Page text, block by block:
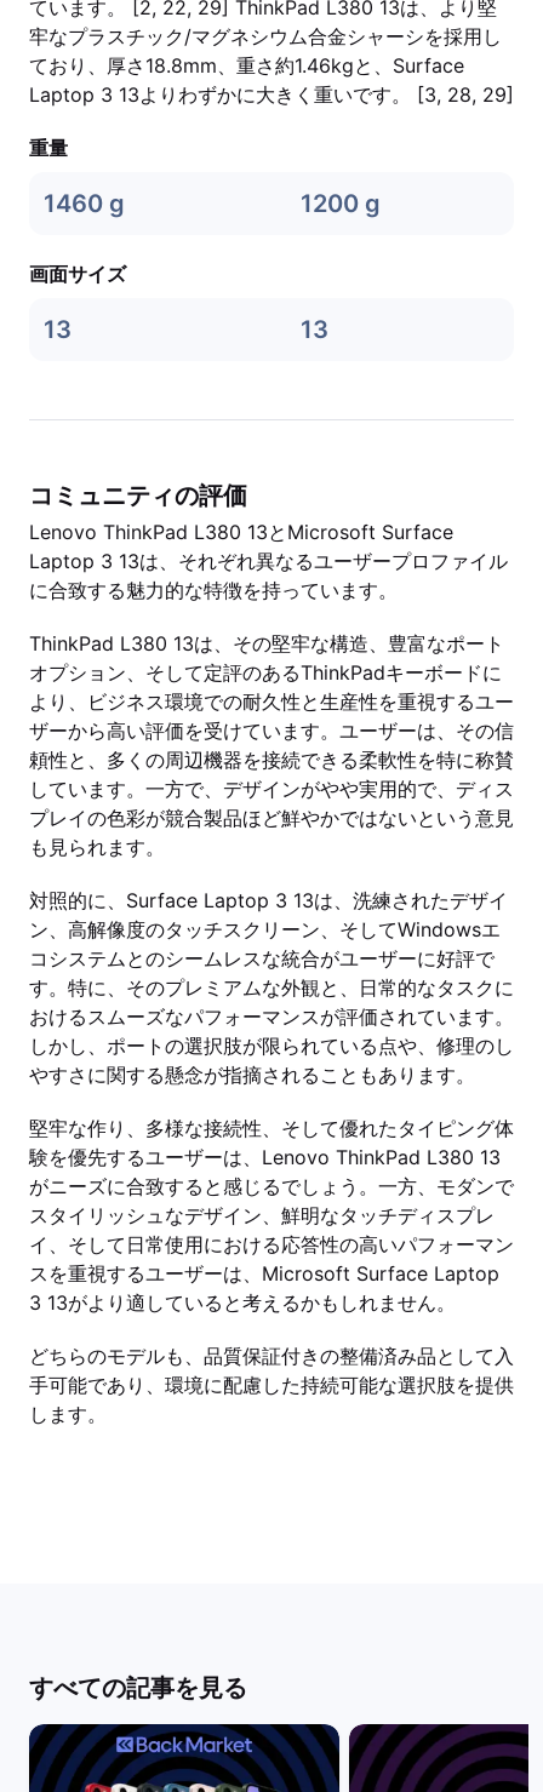
ています。 [2, 22, 29] ThinkPad L380 13は、より堅
牢なプラスチック/マグネシウム合金シャーシを採用し
ており、厚さ18.8mm、重さ約1.46kgと、Surface
Laptop 3 13よりわずかに大きく重いです。 [3, 28, 29]
重量
1460 g 1200 g
画面サイズ
13 13
コミュニティの評価
Lenovo ThinkPad L380 13とMicrosoft Surface
Laptop 3 13は、それぞれ異なるユーザープロファイル
に合致する魅力的な特徴を持っています。
ThinkPad L380 13は、その堅牢な構造、豊富なポート
オプション、そして定評のあるThinkPadキーボードに
より、ビジネス環境での耐久性と生産性を重視するユー
ザーから高い評価を受けています。ユーザーは、その信
頼性と、多くの周辺機器を接続できる柔軟性を特に称賛
しています。一方で、デザインがやや実用的で、ディス
プレイの色彩が競合製品ほど鮮やかではないという意見
も見られます。
対照的に、Surface Laptop 3 13は、洗練されたデザイ
ン、高解像度のタッチスクリーン、そしてWindowsエ
コシステムとのシームレスな統合がユーザーに好評で
す。特に、そのプレミアムな外観と、日常的なタスクに
おけるスムーズなパフォーマンスが評価されています。
しかし、ポートの選択肢が限られている点や、修理のし
やすさに関する懸念が指摘されることもあります。
堅牢な作り、多様な接続性、そして優れたタイピング体
験を優先するユーザーは、Lenovo ThinkPad L380 13
がニーズに合致すると感じるでしょう。一方、モダンで
スタイリッシュなデザイン、鮮明なタッチディスプレ
イ、そして日常使用における応答性の高いパフォーマン
スを重視するユーザーは、Microsoft Surface Laptop
3 13がより適していると考えるかもしれません。
どちらのモデルも、品質保証付きの整備済み品として入
手可能であり、環境に配慮した持続可能な選択肢を提供
します。
すべての記事を見る